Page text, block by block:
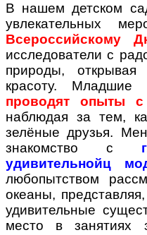
В нашем детском
увлекательных
Всероссийскому
исследователи с
природы,
красоту. Младшие
проводят опыты
наблюдая за тем,
зелёные друзья.
знакомство с
удивительнойц
любопытством
океаны,
удивительные
место в занятиях